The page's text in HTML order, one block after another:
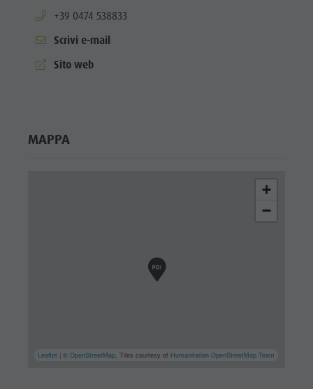
aria.phone:
+39 0474 538833
Scrivi e-mail
aria.website:
Sito web
MAPPA
+
−
Leaflet | ©OpenStreetMap, Tiles courtesy of Humanitarian OpenStreetMap Team